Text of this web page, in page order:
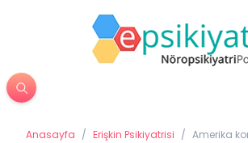
Anasayfa / Erişkin Psikiyatrisi / Amerika